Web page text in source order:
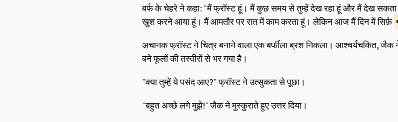
बर्फ के चेहरे ने कहा: "मैं फ्रॉस्ट हूं। मैं कुछ समय से तुम्हें देख रहा हूं और मैं देख सकता
खुश करने आया हूं। मैं आमतौर पर रात में काम करता हूं। लेकिन आज मैं दिन में सिर्फ़
अचानक फ्रॉस्ट ने चित्र बनाने वाला एक बर्फीला ब्रश निकला। आश्चर्यचकित,
बने फूलों की तस्वीरों से भर गया है।
"क्या तुम्हें ये पसंद आए?" फ्रॉस्ट ने उत्सुकता से पूछा।
"बहुत अच्छे लगे मुझे!" जैक ने मुस्कुराते हुए उत्तर दिया।